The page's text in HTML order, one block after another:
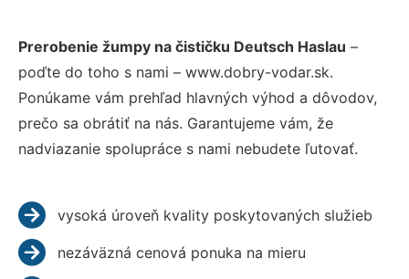
Prerobenie žumpy na čističku Deutsch Haslau –
poďte do toho s nami – www.dobry-vodar.sk.
Ponúkame vám prehľad hlavných výhod a dôvodov,
prečo sa obrátiť na nás. Garantujeme vám, že
nadviazanie spolupráce s nami nebudete ľutovať.
vysoká úroveň kvality poskytovaných služieb
nezáväzná cenová ponuka na mieru